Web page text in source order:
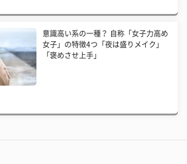
意識高い系の一種？ 自称「女子力高め
女子」の特徴4つ「夜は盛りメイク」
「褒めさせ上手」